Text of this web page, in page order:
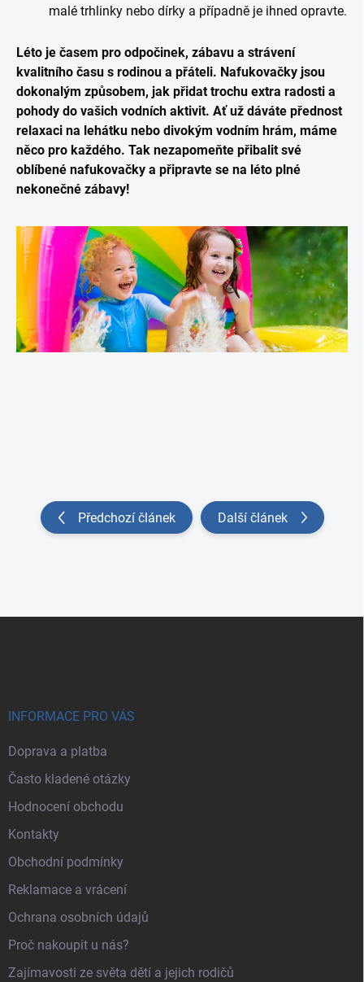
malé trhlinky nebo dírky a případně je ihned opravte.
Léto je časem pro odpočinek, zábavu a strávení
kvalitního času s rodinou a přáteli. Nafukovačky jsou
dokonalým způsobem, jak přidat trochu extra radosti a
pohody do vašich vodních aktivit. Ať už dáváte přednost
relaxaci na lehátku nebo divokým vodním hrám, máme
něco pro každého. Tak nezapomeňte přibalit své
oblíbené nafukovačky a připravte se na léto plné
nekonečné zábavy!
Předchozí článek Další článek
INFORMACE PRO VÁS
Doprava a platba
Často kladené otázky
Hodnocení obchodu
Kontakty
Obchodní podmínky
Reklamace a vrácení
Ochrana osobních údajů
Proč nakoupit u nás?
Zajímavosti ze světa dětí a jejich rodičů